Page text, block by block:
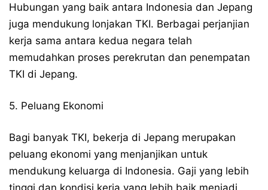
Hubungan yang baik antara Indonesia dan Jepang
juga mendukung lonjakan TKI. Berbagai perjanjian
kerja sama antara kedua negara telah
memudahkan proses perekrutan dan penempatan
TKI di Jepang.
5. Peluang Ekonomi
Bagi banyak TKI, bekerja di Jepang merupakan
peluang ekonomi yang menjanjikan untuk
mendukung keluarga di Indonesia. Gaji yang lebih
tinggi dan kondisi kerja yang lebih baik menjadi